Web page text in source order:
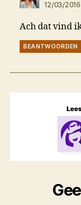
12/03/
Ach dat vind
BEANTWOORDEN